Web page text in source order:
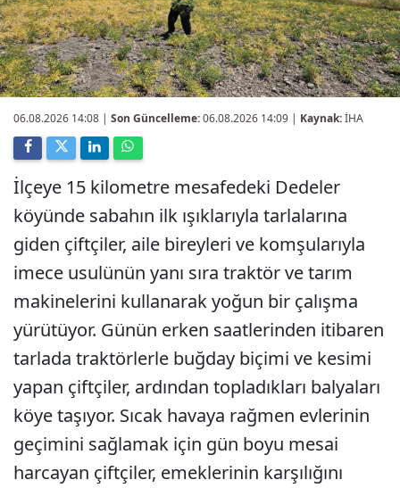
06.08.2026 14:08 | Son Güncelleme:06.08.2026 14:09 | Kaynak:İHA
İlçeye 15 kilometre mesafedeki Dedeler
köyünde sabahın ilk ışıklarıyla tarlalarına
giden çiftçiler, aile bireyleri ve komşularıyla
imece usulünün yanı sıra traktör ve tarım
makinelerini kullanarak yoğun bir çalışma
yürütüyor. Günün erken saatlerinden itibaren
tarlada traktörlerle buğday biçimi ve kesimi
yapan çiftçiler, ardından topladıkları balyaları
köye taşıyor. Sıcak havaya rağmen evlerinin
geçimini sağlamak için gün boyu mesai
harcayan çiftçiler, emeklerinin karşılığını